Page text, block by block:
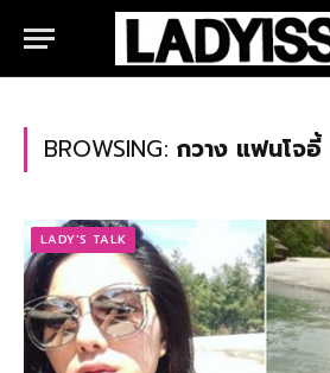
BROWSING: กวาง แฟนโจอี้
LADY'S TALK